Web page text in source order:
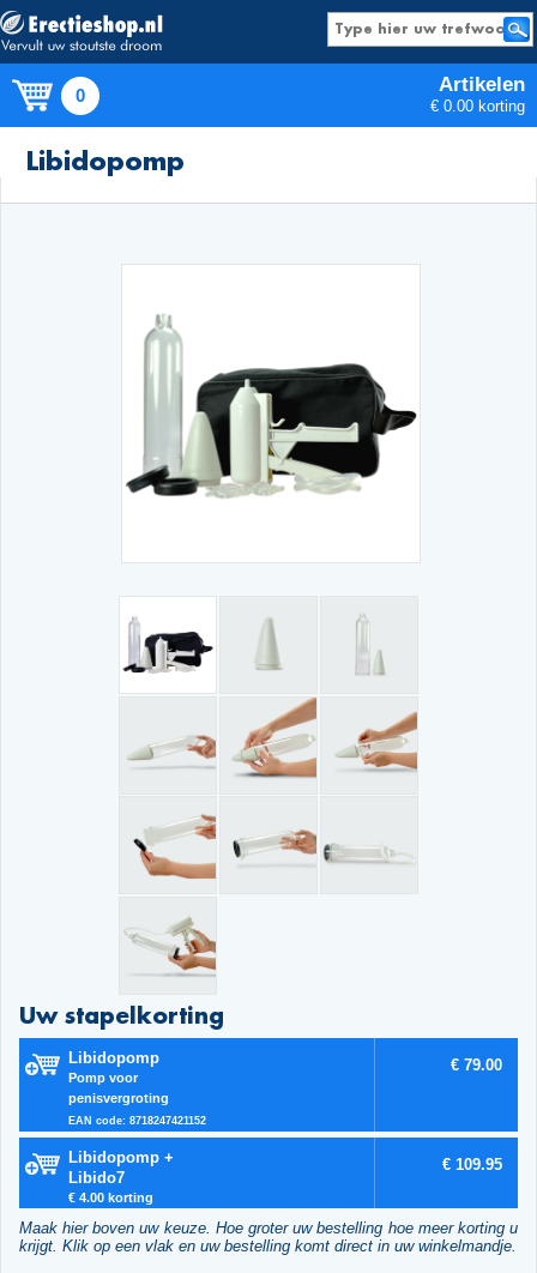
0 Artikelen
€ 0.00 korting
Libidopomp
Uw stapelkorting
Libidopomp
Pomp voor
penisvergroting
EAN code: 8718247421152
€ 79.00
Libidopomp +
Libido7
€ 4.00 korting
€ 109.95
Maak hier boven uw keuze. Hoe groter uw bestelling hoe meer korting u
krijgt. Klik op een vlak en uw bestelling komt direct in uw winkelmandje.